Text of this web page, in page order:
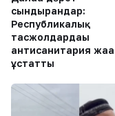
сындырғандар:
Республикалық
тасжолдардағы
антисанитария жаға
ұстатты